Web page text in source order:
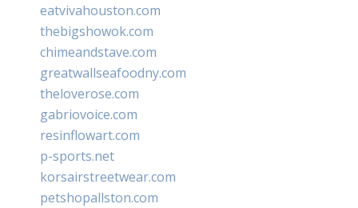
eatvivahouston.com
thebigshowok.com
chimeandstave.com
greatwallseafoodny.com
theloverose.com
gabriovoice.com
resinflowart.com
p-sports.net
korsairstreetwear.com
petshopallston.com